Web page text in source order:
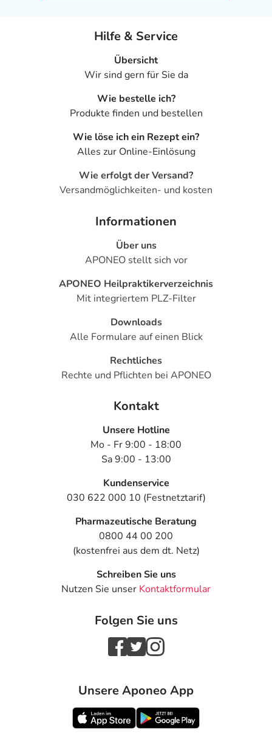
Hilfe & Service
Übersicht
Wir sind gern für Sie da
Wie bestelle ich?
Produkte finden und bestellen
Wie löse ich ein Rezept ein?
Alles zur Online-Einlösung
Wie erfolgt der Versand?
Versandmöglichkeiten- und kosten
Informationen
Über uns
APONEO stellt sich vor
APONEO Heilpraktikerverzeichnis
Mit integriertem PLZ-Filter
Downloads
Alle Formulare auf einen Blick
Rechtliches
Rechte und Pflichten bei APONEO
Kontakt
Unsere Hotline
Mo - Fr 9:00 - 18:00
Sa 9:00 - 13:00
Kundenservice
030 622 000 10 (Festnetztarif)
Pharmazeutische Beratung
0800 44 00 200
(kostenfrei aus dem dt. Netz)
Schreiben Sie uns
Nutzen Sie unser Kontaktformular
Folgen Sie uns
Unsere Aponeo App